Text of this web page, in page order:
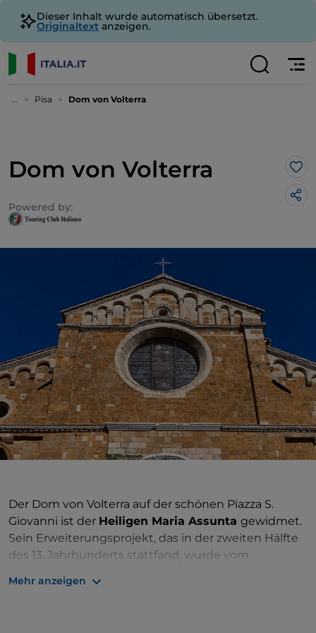
Dieser Inhalt wurde automatisch übersetzt.
Originaltext anzeigen.
... Pisa Dom von Volterra
Dom von Volterra
Powered by:
Der Dom von Volterra auf der schönen Piazza S.
Giovanni ist der Heiligen Maria Assunta gewidmet.
Sein Erweiterungsprojekt, das in der zweiten Hälfte
des 13. Jahrhunderts stattfand, wurde vom
gotischen Skulptur, Nicola Pisano, zugeschrieben.
Mehr anzeigen